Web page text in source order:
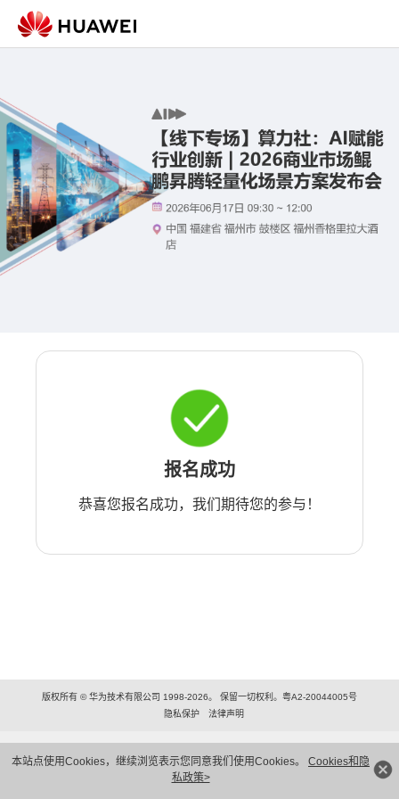
本站点使用Cookies，继续浏览表示您同意我们使用Cookies。 Cookies和隐
私政策>
报名成功
恭喜您报名成功，我们期待您的参与！
版权所有 © 华为技术有限公司 1998-2026。 保留一切权利。粤A2-20044005号
隐私保护
法律声明